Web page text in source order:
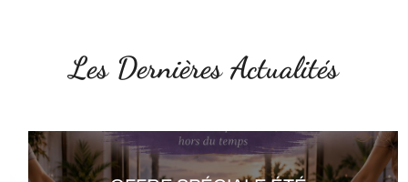
Les Dernières Actualités